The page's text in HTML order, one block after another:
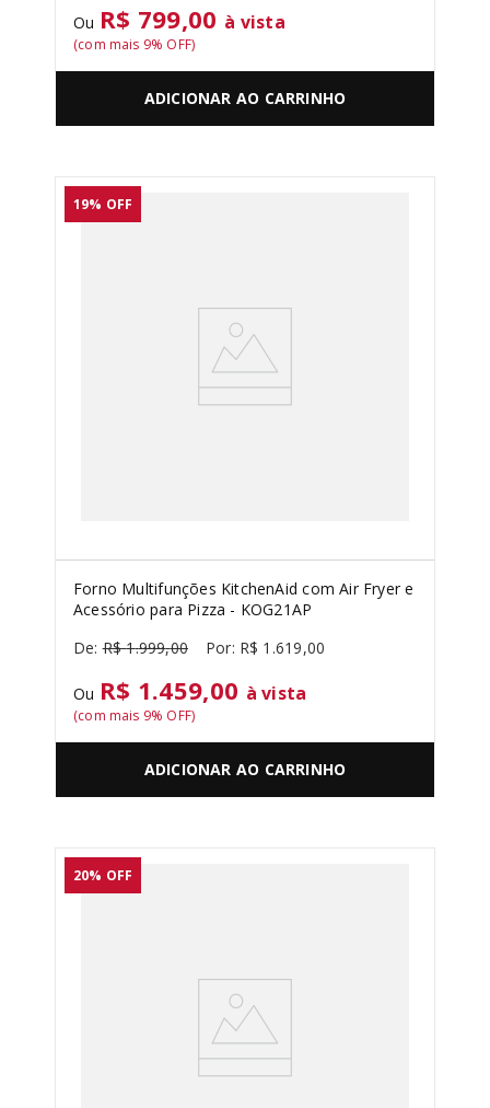
Ou R$ 799,00 à vista
(com mais 9% OFF)
ADICIONAR AO CARRINHO
19% OFF
Forno Multifunções KitchenAid com Air Fryer e
Acessório para Pizza - KOG21AP
R$ 1.999,00 R$ 1 .619,00
Ou R$ 1.459,00 à vista
(com mais 9% OFF)
ADICIONAR AO CARRINHO
20% OFF